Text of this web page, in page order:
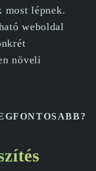
most lépnek.
weboldal
növeli